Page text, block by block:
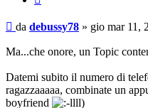
Messaggio
da debussy78 » gio mar 11,
Ma...che onore, un Topic
Datemi subito il numero di
ragazzaaaaa, combinate un
boyfriend